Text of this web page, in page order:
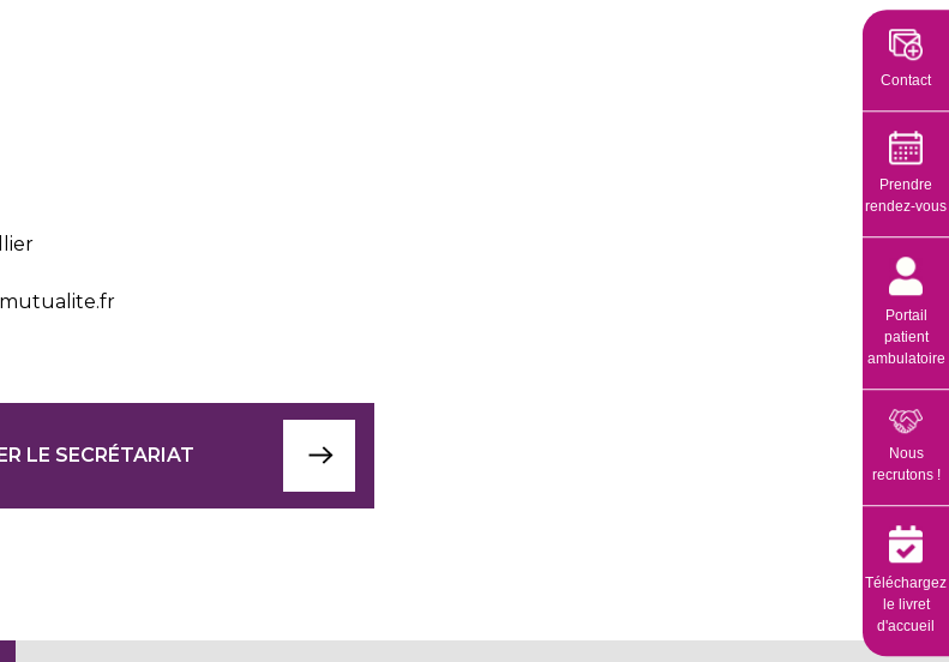
LE SECRÉTARIAT
Contact
Prendre
rendez-vous
Portail
patient
ambulatoire
Nous
recrutons !
Téléchargez
le livret
d'accueil